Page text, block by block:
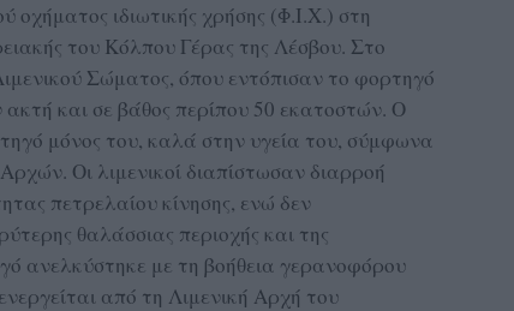
ιδιωτικής χρήσης (Φ.Ι.Χ.) στη
του Κόλπου Γέρας της Λέσβου. Στο
Σώματος, όπου εντόπισαν το φορτηγό
και σε βάθος περίπου 50 εκατοστών. Ο
μόνος του, καλά στην υγεία του, σύμφωνα
Οι λιμενικοί διαπίστωσαν διαρροή
πετρελαίου κίνησης, ενώ δεν
θαλάσσιας περιοχής και της
ανελκύστηκε με τη βοήθεια γερανοφόρου
από τη Λιμενική Αρχή του